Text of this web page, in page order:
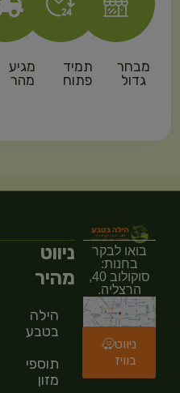
מבחר
גדול
תמיד
פתוח
מגיע
מהר
בואו לבקר
בחנות:
סוקולוב 40,
הרצליה.
ניווט
בוויז
ניווט
מהיר
הילה
בטבע
תוספי
מזון